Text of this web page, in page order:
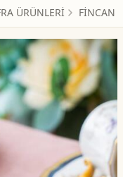
ÜRÜNLERİ FİNCAN